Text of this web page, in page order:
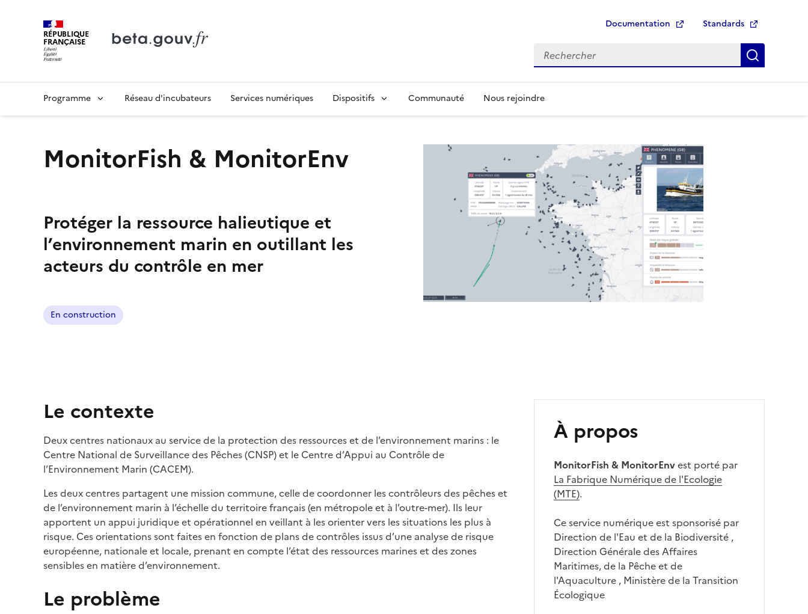
RÉPUBLIQUE
FRANÇAISE
Documentation Standards
Recherche
Programme Réseau d'incubateurs Services numériques Dispositifs Communauté Nous rejoindre
MonitorFish & MonitorEnv
Protéger la ressource halieutique et
l’environnement marin en outillant les
acteurs du contrôle en mer
En construction
Le contexte
Deux centres nationaux au service de la protection des ressources et de l’environnement marins : le
Centre National de Surveillance des Pêches (CNSP) et le Centre d’Appui au Contrôle de
l’Environnement Marin (CACEM).
Les deux centres partagent une mission commune, celle de coordonner les contrôleurs des pêches et
de l’environnement marin à l’échelle du territoire français (en métropole et à l’outre-mer). Ils leur
apportent un appui juridique et opérationnel en veillant à les orienter vers les situations les plus à
risque. Ces orientations sont faites en fonction de plans de contrôles issus d’une analyse de risque
européenne, nationale et locale, prenant en compte l’état des ressources marines et des zones
sensibles en matière d’environnement.
Le problème
À propos
MonitorFish & MonitorEnvest porté par
La Fabrique Numérique de l'Ecologie
(MTE).
Ce service numérique est sponsorisé par
Direction de l'Eau et de la Biodiversité ,
Direction Générale des Affaires
Maritimes, de la Pêche et de
l'Aquaculture , Ministère de la Transition
Écologique